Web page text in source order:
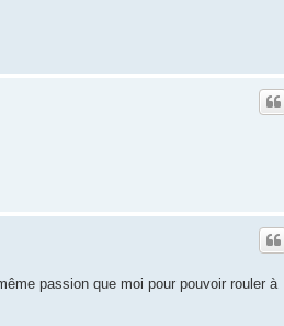
passion que moi pour pouvoir rouler à